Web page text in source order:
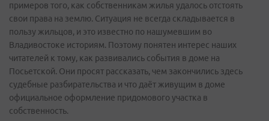
примеров того, как собственникам жилья удалось отстоять
свои права на землю. Ситуация не всегда складывается в
пользу жильцов, и это известно по нашумевшим во
Владивостоке историям. Поэтому понятен интерес наших
читателей к тому, как развивались события в доме на
Посьетской. Они просят рассказать, чем закончились здесь
судебные разбирательства и что даёт живущим в доме
официальное оформление придомового участка в
собственность.